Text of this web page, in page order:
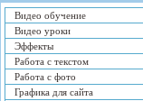
Видео обучение
Видео уроки
Эффекты
Работа с текстом
Работа с фото
Графика для сайта